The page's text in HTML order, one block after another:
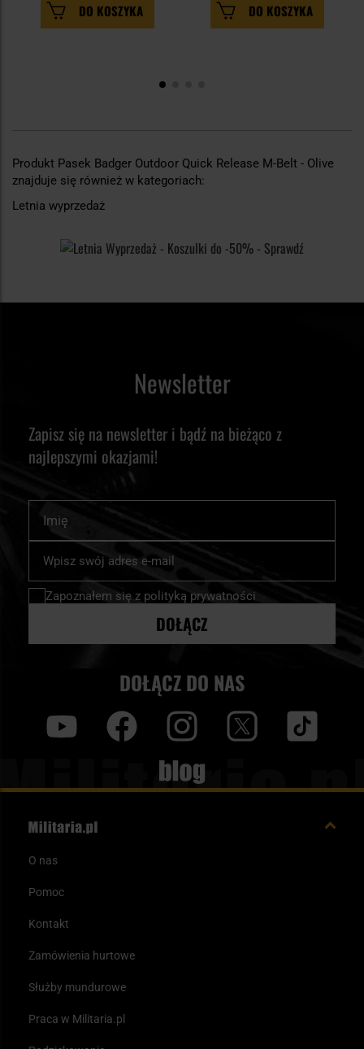
DO KOSZYKA DO KOSZYKA
Produkt Pasek Badger Outdoor Quick Release M-Belt - Olive
znajduje się również w kategoriach:
Letnia wyprzedaż
Newsletter
Zapisz się na newsletter i bądź na bieżąco z
najlepszymi okazjami!
nasz
newsletter:
Zapoznałem się z polityką prywatności
DOŁĄCZ
DOŁĄCZ DO NAS
Blog
O nas
Pomoc
Kontakt
Zamówienia hurtowe
Służby mundurowe
Praca w Militaria.pl